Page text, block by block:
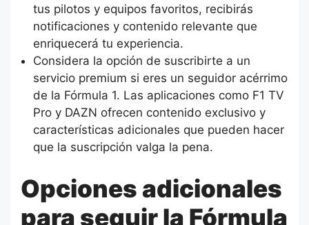
tus pilotos y equipos favoritos, recibirás
notificaciones y contenido relevante que
enriquecerá tu experiencia.
Considera la opción de suscribirte a un
servicio premium si eres un seguidor acérrimo
de la Fórmula 1. Las aplicaciones como F1 TV
Pro y DAZN ofrecen contenido exclusivo y
características adicionales que pueden hacer
que la suscripción valga la pena.
Opciones adicionales
para seguir la Fórmula